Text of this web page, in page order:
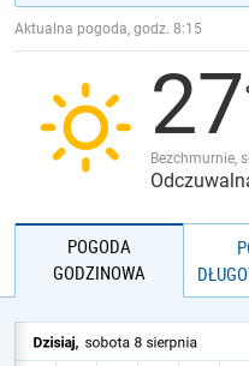
JAKOŚĆ POWIETRZA
Aktualna pogoda, godz. 8:15
27
Bezchmurnie,
POGODA
GODZINOWA